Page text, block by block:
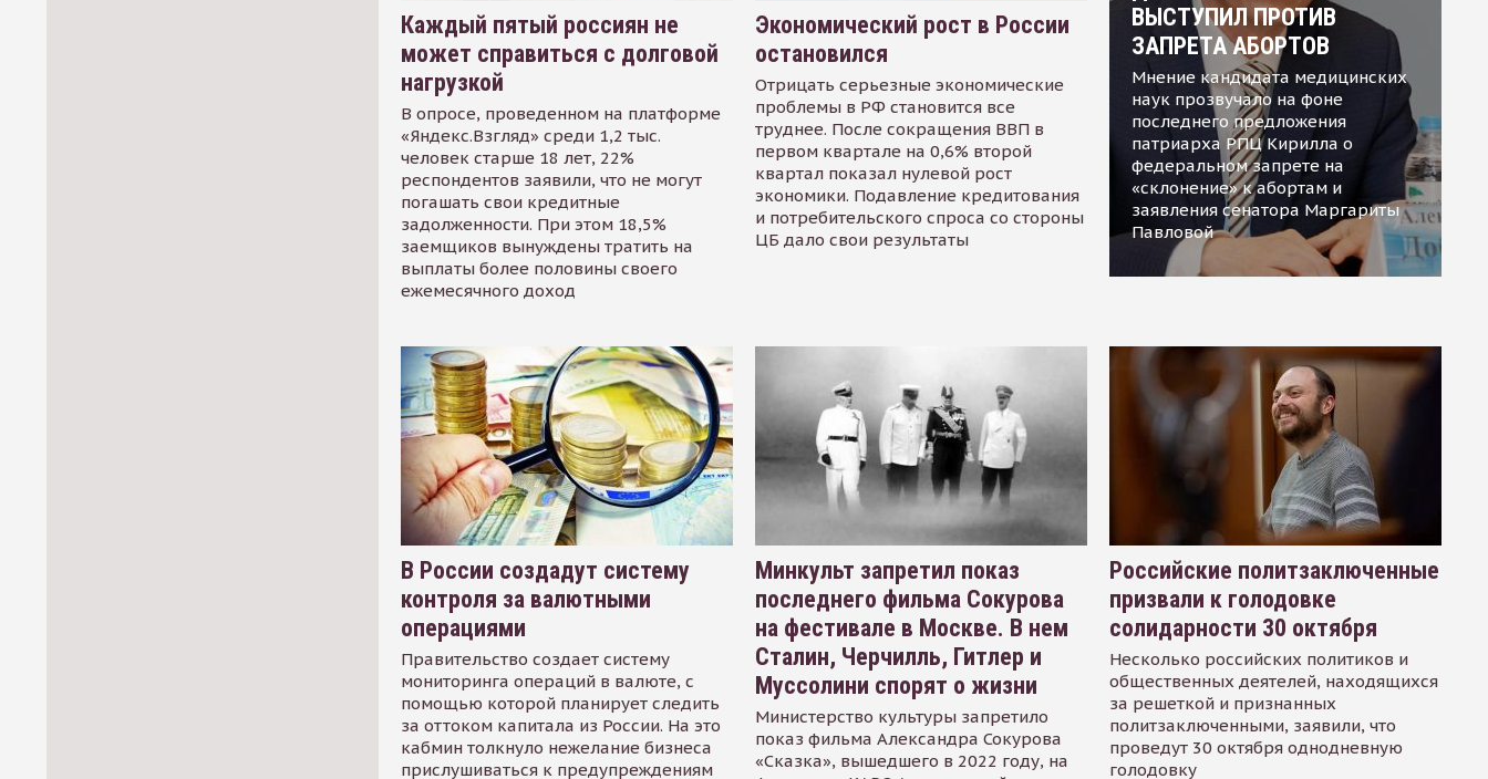
Каждый пятый россиян не
может справиться с долговой
нагрузкой
В опросе, проведенном на платформе
«Яндекс.Взгляд» среди 1,2 тыс.
человек старше 18 лет, 22%
респондентов заявили, что не могут
погашать свои кредитные
задолженности. При этом 18,5%
заемщиков вынуждены тратить на
выплаты более половины своего
ежемесячного доход
Экономический рост в России
остановился
Отрицать серьезные экономические
проблемы в РФ становится все
труднее. После сокращения ВВП в
первом квартале на 0,6% второй
квартал показал нулевой рост
экономики. Подавление кредитования
и потребительского спроса со стороны
ЦБ дало свои результаты
ВЫСТУПИЛ ПРОТИВ
ЗАПРЕТА АБОРТОВ
Мнение кандидата медицинских
наук прозвучало на фоне
последнего предложения
патриарха РПЦ Кирилла о
федеральном запрете на
«склонение» к абортам и
заявления сенатора Маргариты
Павловой
В России создадут систему
контроля за валютными
операциями
Правительство создает систему
мониторинга операций в валюте, с
помощью которой планирует следить
за оттоком капитала из России. На это
кабмин толкнуло нежелание бизнеса
прислушиваться к предупреждениям
Минкульт запретил показ
последнего фильма Сокурова
на фестивале в Москве. В нем
Сталин, Черчилль, Гитлер и
Муссолини спорят о жизни
Министерство культуры запретило
показ фильма Александра Сокурова
«Сказка», вышедшего в 2022 году, на
Российские политзаключенные
призвали к голодовке
солидарности 30 октября
Несколько российских политиков и
общественных деятелей, находящихся
за решеткой и признанных
политзаключенными, заявили, что
проведут 30 октября однодневную
голодовку